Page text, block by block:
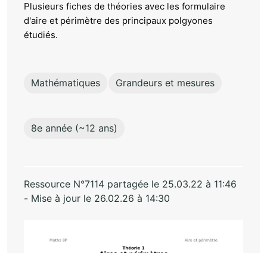
Plusieurs fiches de théories avec les formulaire
d'aire et périmètre des principaux polgyones
étudiés.
Mathématiques Grandeurs et mesures
8e année (~12 ans)
Ressource N°7114 partagée le 25.03.22 à 11:46
- Mise à jour le 26.02.26 à 14:30